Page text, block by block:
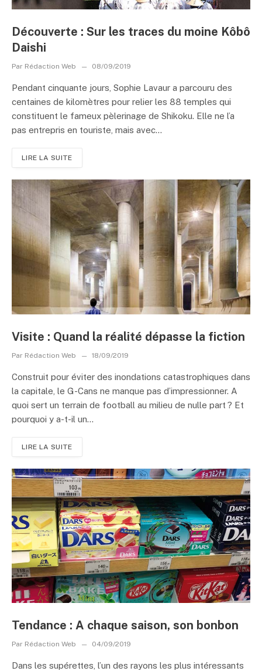
Découverte : Sur les traces du moine Kôbô
Daishi
Par Rédaction Web 08/09/2019
Pendant cinquante jours, Sophie Lavaur a parcouru des
centaines de kilomètres pour relier les 88 temples qui
constituent le fameux pèlerinage de Shikoku. Elle ne l’a
pas entrepris en touriste, mais avec...
LIRE LA SUITE
Visite : Quand la réalité dépasse la fiction
Par Rédaction Web 18/09/2019
Construit pour éviter des inondations catastrophiques dans
la capitale, le G-Cans ne manque pas d’impressionner. A
quoi sert un terrain de football au milieu de nulle part ? Et
pourquoi y a-t-il un...
LIRE LA SUITE
Tendance : A chaque saison, son bonbon
Par Rédaction Web 04/09/2019
Dans les supérettes, l’un des rayons les plus intéressants